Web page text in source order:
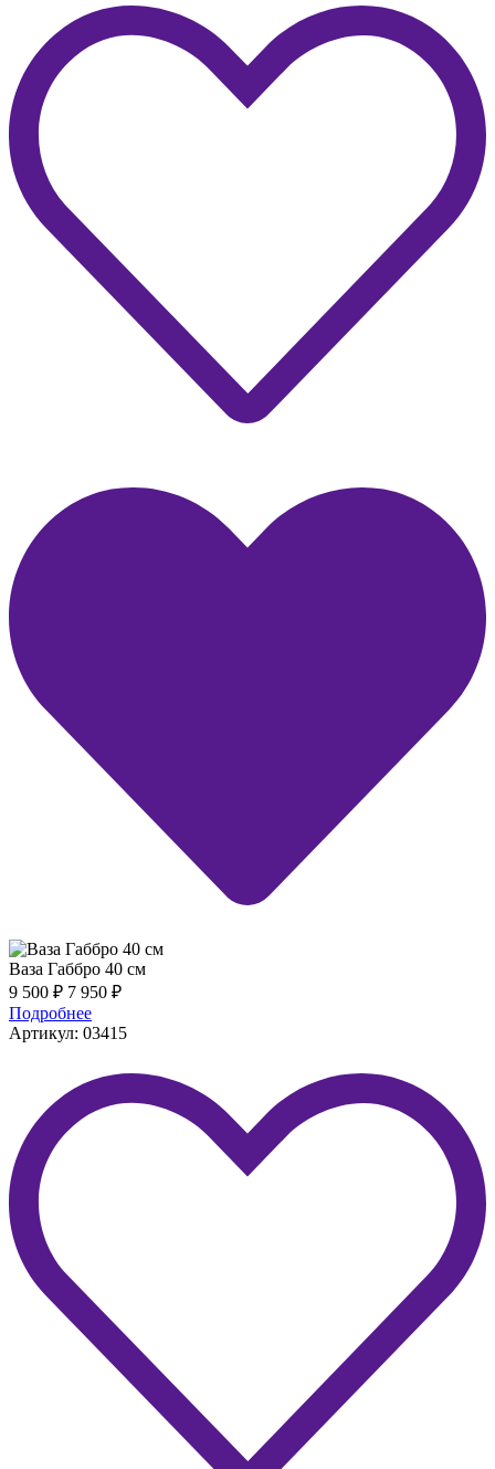
Ваза Габбро 40 см
9 500 ₽ 7 950 ₽
Подробнее
Артикул: 03415